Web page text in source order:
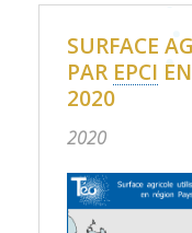
SURFACE
PAR EPCI
2020
2020